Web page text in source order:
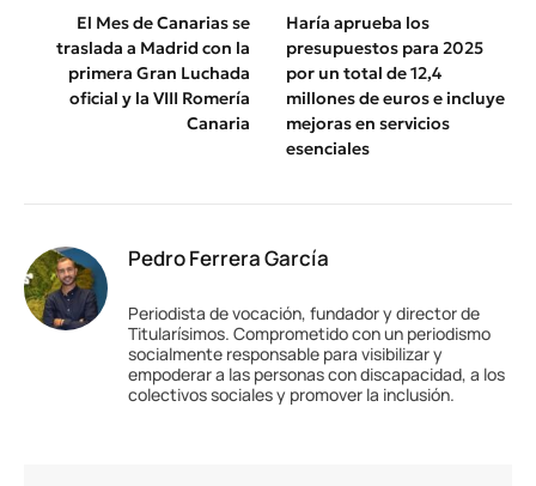
El Mes de Canarias se
traslada a Madrid con la
primera Gran Luchada
oficial y la VIII Romería
Canaria
Haría aprueba los
presupuestos para 2025
por un total de 12,4
millones de euros e incluye
mejoras en servicios
esenciales
Pedro Ferrera García
Periodista de vocación, fundador y director de
Titularísimos. Comprometido con un periodismo
socialmente responsable para visibilizar y
empoderar a las personas con discapacidad, a los
colectivos sociales y promover la inclusión.